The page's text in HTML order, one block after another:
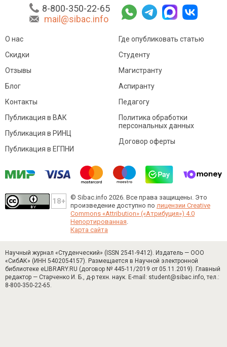
8-800-350-22-65
mail@sibac.info
О нас
Скидки
Отзывы
Блог
Контакты
Где опубликовать статью
Студенту
Магистранту
Аспиранту
Педагогу
Публикация в ВАК
Публикация в РИНЦ
Публикация в ЕГПНИ
Политика обработки
персональных данных
Договор оферты
© Sibac.info 2026. Все права защищены. Это
произведение доступно по лицензии Creative
Commons «Attribution» («Атрибуция») 4.0
Непортированная.
Карта сайта
Научный журнал «Студенческий» (ISSN 2541-9412). Издатель — ООО
«СибАК» (ИНН 5402054157). Размещается в Научной электронной
библиотеке eLIBRARY.RU (договор № 445-11/2019 от 05.11.2019). Главный
редактор — Старченко И. Б., д-р техн. наук. E-mail: student@sibac.info, тел.:
8-800-350-22-65.